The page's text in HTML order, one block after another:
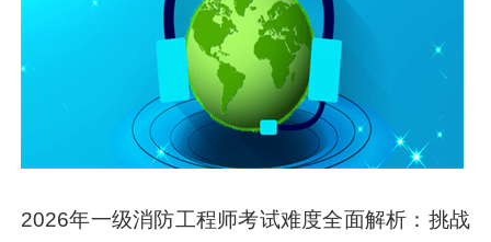
2026年一级消防工程师考试难度全面解析：挑战